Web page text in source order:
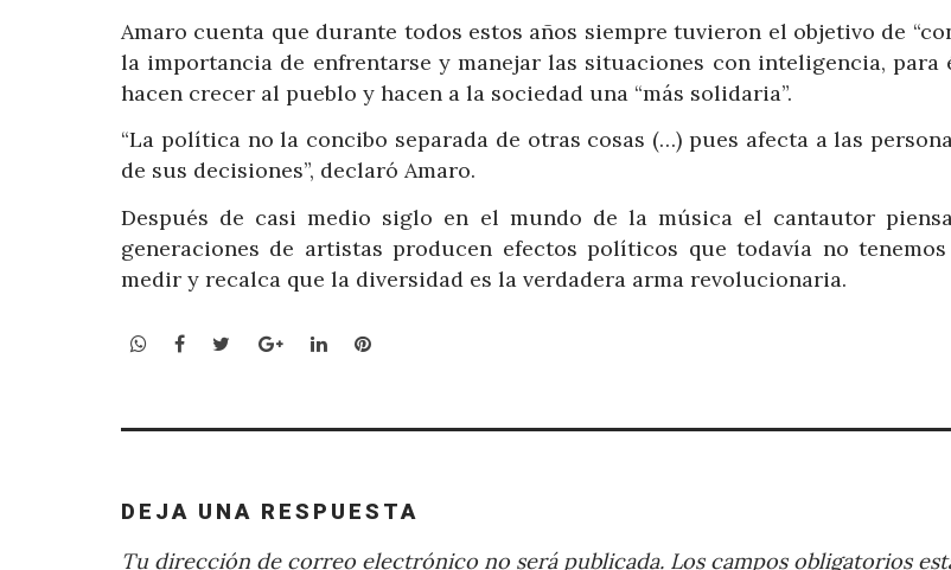
Amaro cuenta que durante todos estos años siempre tuvieron el objetivo de
la importancia de enfrentarse y manejar las situaciones con inteligencia, para
hacen crecer al pueblo y hacen a la sociedad una “más solidaria”.
“La política no la concibo separada de otras cosas (…) pues afecta a las
de sus decisiones”, declaró Amaro.
Después de casi medio siglo en el mundo de la música el cantautor
generaciones de artistas producen efectos políticos que todavía no
medir y recalca que la diversidad es la verdadera arma revolucionaria.
WhatsApp
Facebook
TwitterGoogle+LinkedInPinterest
DEJA UNA RESPUESTA
Tu dirección de correo electrónico no será publicada. Los campos obligatorios